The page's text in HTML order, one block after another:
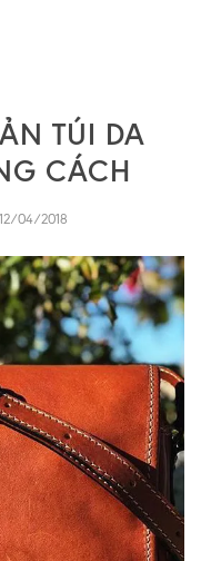
TÚI DA
CÁCH
12/04/2018